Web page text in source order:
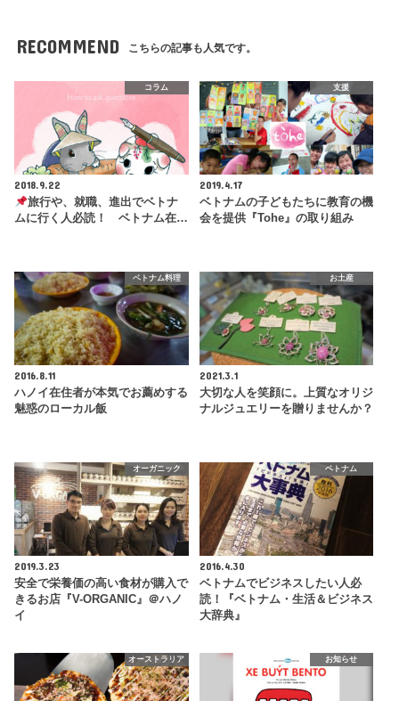
RECOMMEND こちらの記事も人気です。
コラム
2018.9.22
旅行や、就職、進出でベトナ
ムに行く人必読！ ベトナム在…
支援
2019.4.17
ベトナムの子どもたちに教育の機
会を提供『Tohe』の取り組み
ベトナム料理
2016.8.11
ハノイ在住者が本気でお薦めする
魅惑のローカル飯
お土産
2021.3.1
大切な人を笑顔に。上質なオリジ
ナルジュエリーを贈りませんか？
オーガニック
2019.3.23
安全で栄養価の高い食材が購入で
きるお店『V-ORGANIC』＠ハノ
イ
ベトナム
2016.4.30
ベトナムでビジネスしたい人必
読！『ベトナム・生活＆ビジネス
大辞典』
オーストラリア お知らせ